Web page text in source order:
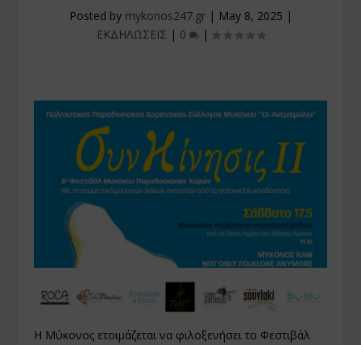
Posted by mykonos247.gr| May 8, 2025 |
ΕΚΔΗΛΩΣΕΙΣ | 0 |
Η Μύκονος ετοιμάζεται να φιλοξενήσει το Φεστιβάλ